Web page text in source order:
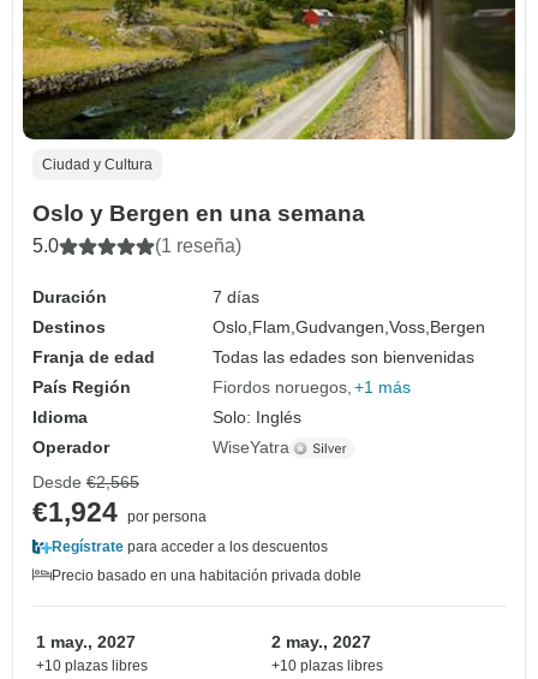
Ciudad y Cultura
Oslo y Bergen en una semana
5.0 (1 reseña)
Duración
7 días
Destinos
Oslo, Flam,Gudvangen,Voss, Bergen
Franja de edad
Todas las edades son bienvenidas
País Región
Fiordos noruegos +1 más
Idioma
Solo: Inglés
Operador
WiseYatra
Desde €2,565
€1,924 por persona
Regístrate para acceder a los descuentos
Precio basado en una habitación privada doble
1 may., 2027
+10 plazas libres
2 may., 2027
+10 plazas libres